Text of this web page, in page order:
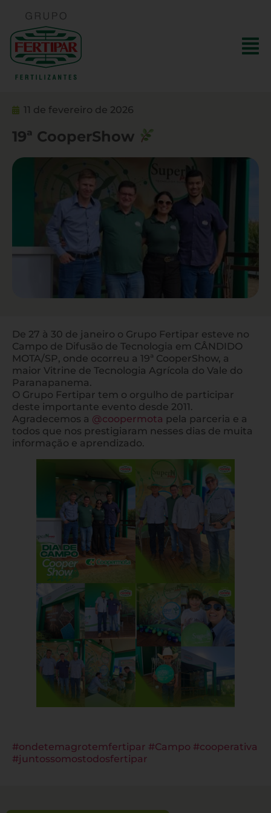
11 de fevereiro de 2026
19ª CooperShow
De 27 à 30 de janeiro o Grupo Fertipar esteve no
Campo de Difusão de Tecnologia em CÂNDIDO
MOTA/SP, onde ocorreu a 19ª CooperShow, a
maior Vitrine de Tecnologia Agrícola do Vale do
Paranapanema.
O Grupo Fertipar tem o orgulho de participar
deste importante evento desde 2011.
Agradecemos a @coopermota pela parceria e a
todos que nos prestigiaram nesses dias de muita
informação e aprendizado.
#ondetemagrotemfertipar #Campo #cooperativa
#juntossomostodosfertipar